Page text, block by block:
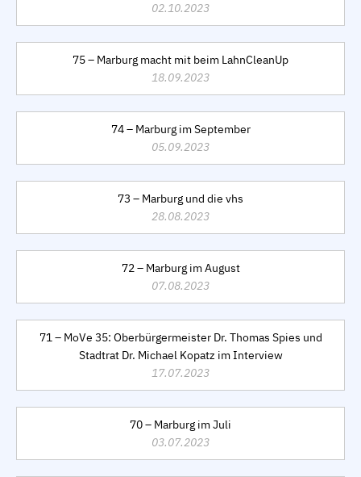
02.10.2023
75 – Marburg macht mit beim LahnCleanUp
18.09.2023
74 – Marburg im September
05.09.2023
73 – Marburg und die vhs
28.08.2023
72 – Marburg im August
07.08.2023
71 – MoVe 35: Oberbürgermeister Dr. Thomas Spies und
Stadtrat Dr. Michael Kopatz im Interview
17.07.2023
70 – Marburg im Juli
03.07.2023